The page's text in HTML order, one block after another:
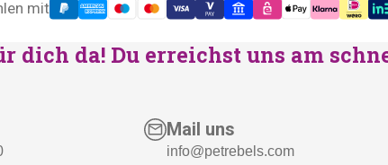
mit
dich da! Du erreichst uns am
Mail uns
info@petrebels.com